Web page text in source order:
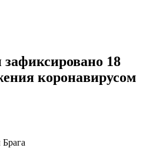
зафиксировано 18
коронавирусом